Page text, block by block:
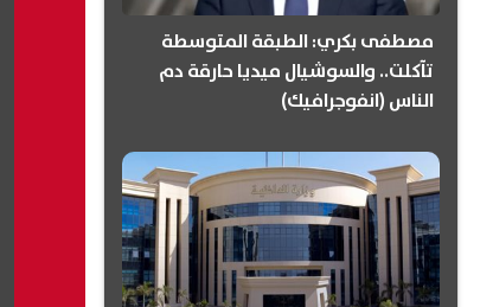
مصطفى بكري: الطبقة المتوسطة
تآكلت.. والسوشيال ميديا حارقة دم
الناس (انفوجرافيك)